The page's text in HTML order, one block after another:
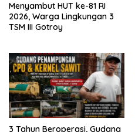
Menyambut HUT ke-81 RI
2026, Warga Lingkungan 3
TSM III Gotroy
3 Tahun Beroperasi, Gudang